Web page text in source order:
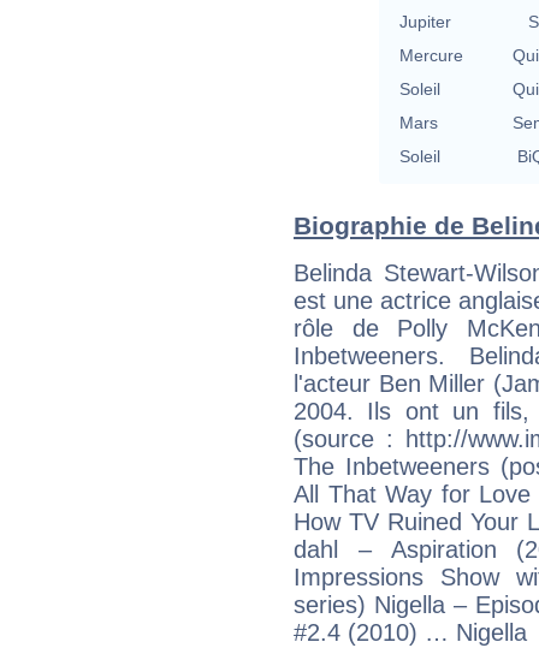
Jupiter
Mercure
Soleil
Mars
Soleil
Biographie de
Belinda Stewart-
est une actrice
rôle de Polly
Inbetweeners.
l'acteur Ben Miller
2004. Ils ont un fils,
(source : http://
The Inbetweeners
All That Way for
How TV Ruined Your
dahl – Aspiration
Impressions Show
series) Nigella –
#2.4 (2010) … Nigella